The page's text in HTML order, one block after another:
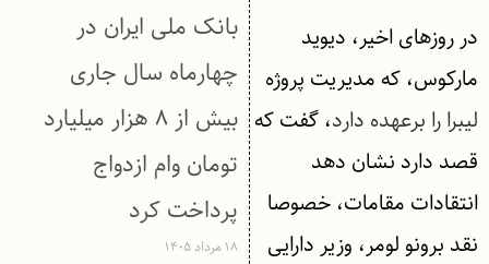
در روزهای اخیر، دیوید
مارکوس، که مدیریت پروژه
لیبرا را برعهده دارد، گفت که
قصد دارد نشان دهد
انتقادات مقامات، خصوصا
نقد برونو لومر، وزیر دارایی
بانک ملی ایران در
چهارماه سال جاری
بیش از ۸ هزار میلیارد
تومان وام ازدواج
پرداخت کرد
۱۸ مرداد ۱۴۰۵